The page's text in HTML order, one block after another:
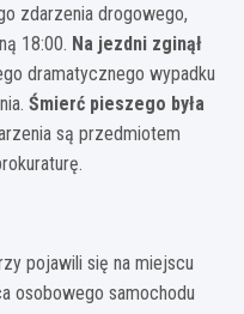
zdarzenia drogowego,
18:00. Na jezdni zginął
dramatycznego wypadku
Śmierć pieszego była
są przedmiotem
pojawili się na miejscu
osobowego samochodu